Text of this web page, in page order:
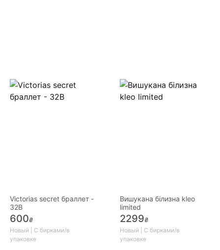
Victorias secret браллет -
32В
600₴
Новый | С бирками/в
упаковке
Вишукана білизна kleo
limited
2299₴
Новый | С бирками/в
упаковке